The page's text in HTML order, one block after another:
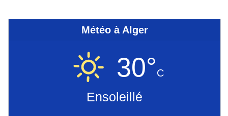
Météo à Alger
30°C
Ensoleillé